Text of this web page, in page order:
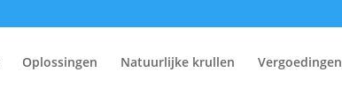
Oplossingen Natuurlijke krullen Vergoedingen